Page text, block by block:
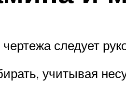
следует
учитывая